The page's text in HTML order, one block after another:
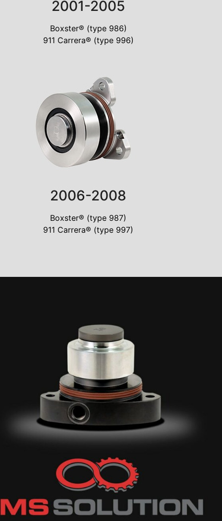
2001-2005
Boxster® (type 986)
911 Carrera® (type 996)
2006-2008
Boxster® (type 987)
911 Carrera® (type 997)